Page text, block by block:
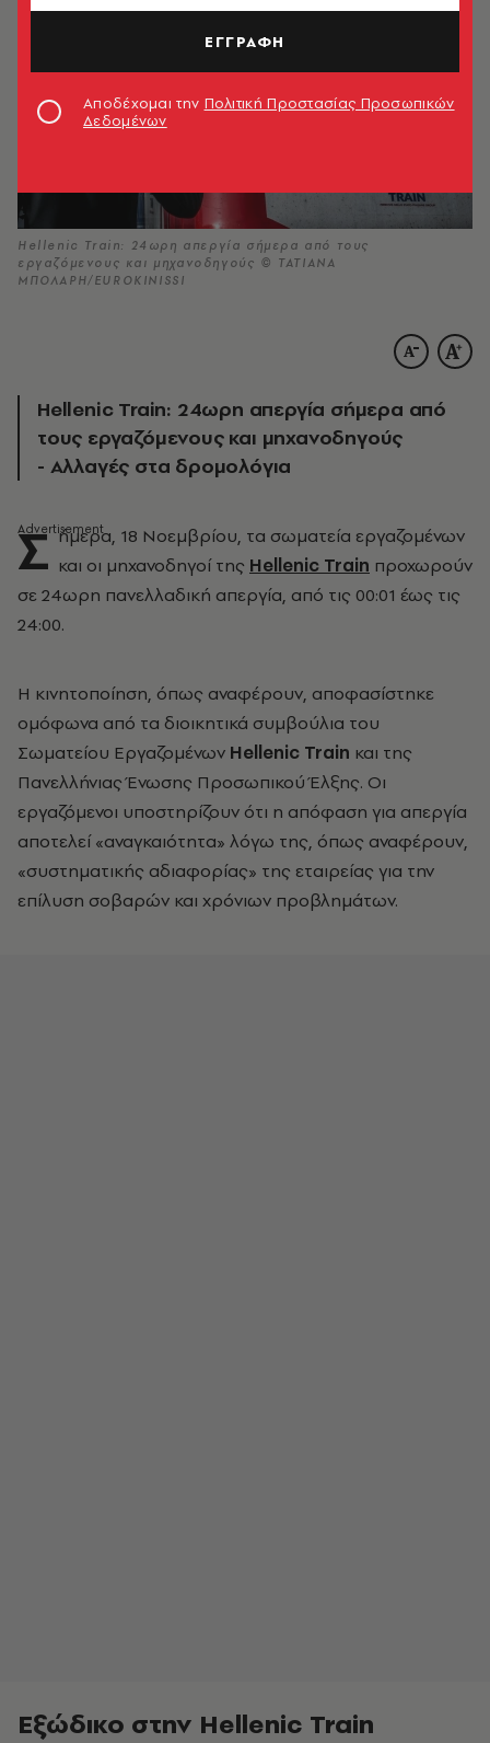
Hellenic Train: 24ωρη απεργία σήμερα από τους
εργαζόμενους και μηχανοδηγούς © ΤΑΤΙΑΝΑ
ΜΠΟΛΑΡΗ/EUROKINISSI
Hellenic Train: 24ωρη απεργία σήμερα από
τους εργαζόμενους και μηχανοδηγούς
- Αλλαγές στα δρομολόγια
Σ ήμερα, 18 Νοεμβρίου, τα σωματεία εργαζομένων
και οι μηχανοδηγοί της Hellenic Train προχωρούν
σε 24ωρη πανελλαδική απεργία, από τις 00:01 έως τις
24:00.
Η κινητοποίηση, όπως αναφέρουν, αποφασίστηκε
ομόφωνα από τα διοικητικά συμβούλια του
Σωματείου Εργαζομένων Hellenic Train και της
Πανελλήνιας Ένωσης Προσωπικού Έλξης. Οι
εργαζόμενοι υποστηρίζουν ότι η απόφαση για απεργία
αποτελεί «αναγκαιότητα» λόγω της, όπως αναφέρουν,
«συστηματικής αδιαφορίας» της εταιρείας για την
επίλυση σοβαρών και χρόνιων προβλημάτων.
Εξώδικο στην Hellenic Train
ΕΓΓΡΑΦΗ
Αποδέχομαι την Πολιτική Προστασίας Προσωπικών
Δεδομένων